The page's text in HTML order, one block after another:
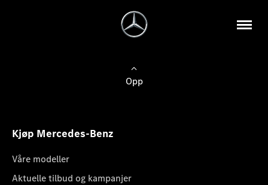
Opp
Kjøp Mercedes-Benz
Våre modeller
Aktuelle tilbud og kampanjer